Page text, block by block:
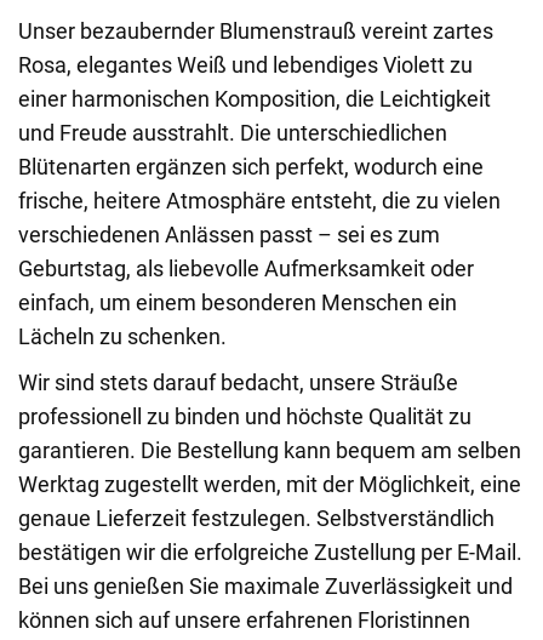
Unser bezaubernder Blumenstrauß vereint zartes
Rosa, elegantes Weiß und lebendiges Violett zu
einer harmonischen Komposition, die Leichtigkeit
und Freude ausstrahlt. Die unterschiedlichen
Blütenarten ergänzen sich perfekt, wodurch eine
frische, heitere Atmosphäre entsteht, die zu vielen
verschiedenen Anlässen passt – sei es zum
Geburtstag, als liebevolle Aufmerksamkeit oder
einfach, um einem besonderen Menschen ein
Lächeln zu schenken.
Wir sind stets darauf bedacht, unsere Sträuße
professionell zu binden und höchste Qualität zu
garantieren. Die Bestellung kann bequem am selben
Werktag zugestellt werden, mit der Möglichkeit, eine
genaue Lieferzeit festzulegen. Selbstverständlich
bestätigen wir die erfolgreiche Zustellung per E-Mail.
Bei uns genießen Sie maximale Zuverlässigkeit und
können sich auf unsere erfahrenen Floristinnen